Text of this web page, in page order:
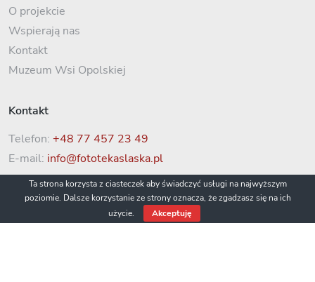
O projekcie
Wspierają nas
Kontakt
Muzeum Wsi Opolskiej
Kontakt
Telefon: +48 77 457 23 49
E-mail: info@fototekaslaska.pl
Ta strona korzysta z ciasteczek aby świadczyć usługi na najwyższym
poziomie. Dalsze korzystanie ze strony oznacza, że zgadzasz się na ich
użycie.
Akceptuję